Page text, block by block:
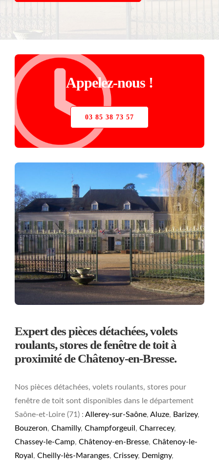
STORE
PIÈCES DÉTACHÉES
Appelez-nous !
03 85 38 73 57
Expert des pièces détachées, volets
roulants, stores de fenêtre de toit à
proximité de Châtenoy-en-Bresse.
Nos pièces détachées, volets roulants, stores pour
fenêtre de toit sont disponibles dans le département
Saône-et-Loire (71) : Allerey-sur-Saône, Aluze, Barizey,
Bouzeron, Chamilly, Champforgeuil , Charrecey,
Chassey-le-Camp, Châtenoy-en-Bresse, Châtenoy-le-
Royal , Cheilly-lès-Maranges, Crissey, Demigny,